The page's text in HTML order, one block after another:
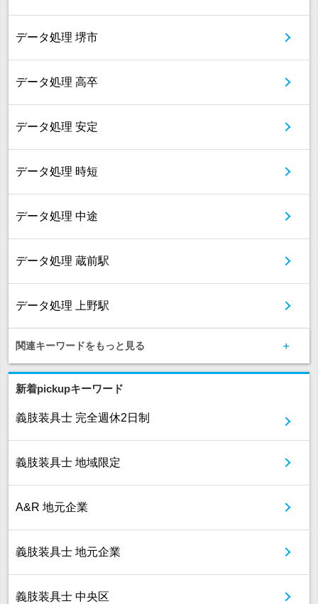
データ処理 堺市
データ処理 高卒
データ処理 安定
データ処理 時短
データ処理 中途
データ処理 蔵前駅
データ処理 上野駅
関連キーワードをもっと見る
新着pickupキーワード
義肢装具士 完全週休2日制
義肢装具士 地域限定
A&R 地元企業
義肢装具士 地元企業
義肢装具士 中央区